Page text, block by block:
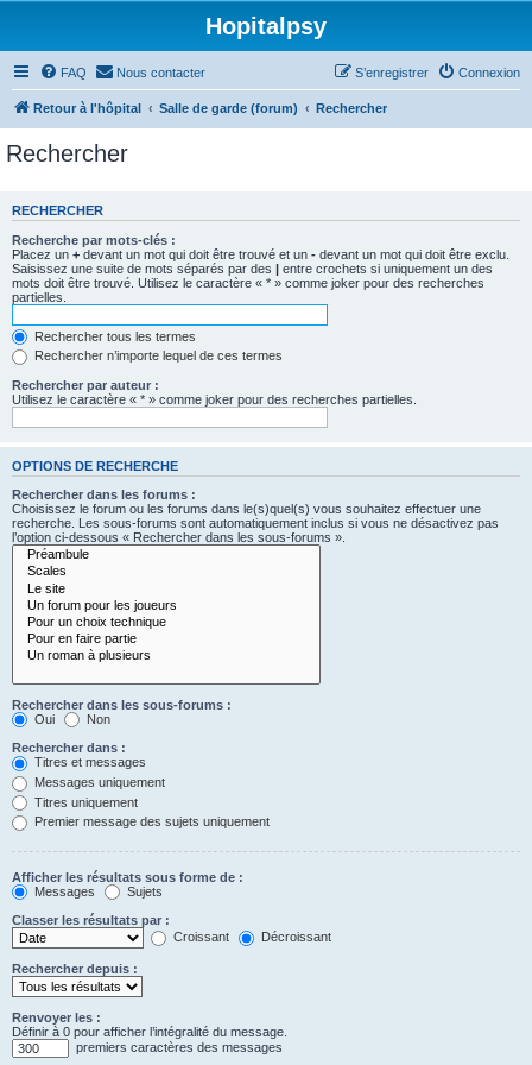
Hopitalpsy
FAQ Nous contacter Connexion
S’enregistrer
Retour à l'hôpital Salle de garde (forum) Rechercher
Rechercher
RECHERCHER
Recherche par mots-clés :
Placez un + devant un mot qui doit être trouvé et un - devant un mot qui doit être exclu.
Saisissez une suite de mots séparés par des | entre crochets si uniquement un des
mots doit être trouvé. Utilisez le caractère « * » comme joker pour des recherches
partielles.
Rechercher tous les termes
Rechercher n’importe lequel de ces termes
Rechercher par auteur :
Utilisez le caractère « * » comme joker pour des recherches partielles.
OPTIONS DE RECHERCHE
Rechercher dans les forums :
Choisissez le forum ou les forums dans le(s)quel(s) vous souhaitez effectuer une
recherche. Les sous-forums sont automatiquement inclus si vous ne désactivez pas
l’option ci-dessous « Rechercher dans les sous-forums ».
Rechercher dans les sous-forums :
Oui
Non
Rechercher dans :
Titres et messages
Messages uniquement
Titres uniquement
Premier message des sujets uniquement
Afficher les résultats sous forme de :
Messages
Sujets
Classer les résultats par :
Croissant
Décroissant
Rechercher depuis :
Renvoyer les :
Définir à 0 pour afficher l’intégralité du message.
premiers caractères des messages